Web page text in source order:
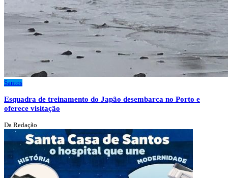
Santos
Esquadra de treinamento do Japão desembarca no Porto e
oferece visitação
Da Redação